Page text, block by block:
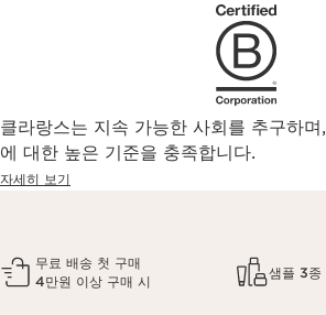
클라랑스는 지속 가능한 사회를 추구하
에 대한 높은 기준을 충족합니다.
자세히 보기
무료 배송 첫 구매
4만원 이상 구매 시
샘플 3종